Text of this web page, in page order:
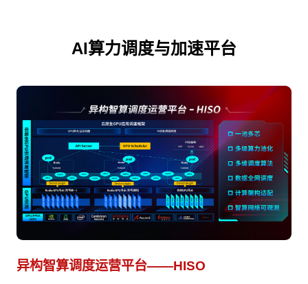
AI算力调度与加速平台
异构智算调度运营平台——HISO